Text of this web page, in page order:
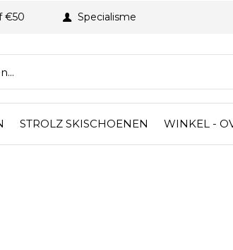
STROLZ SKISCHOENEN WINKEL -
€50 Specialisme